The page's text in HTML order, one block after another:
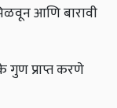
आणि बारावी
गुण प्राप्त करणे